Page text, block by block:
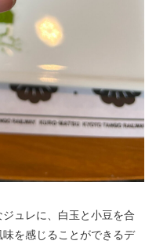
ュレに、白玉と小豆を合
を感じることができるデ